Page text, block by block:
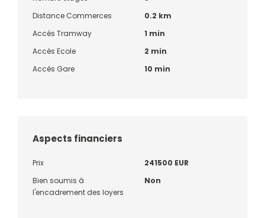
Distance Commerces
0.2 km
Accès Tramway
1 min
Accès Ecole
2 min
Accès Gare
10 min
Aspects financiers
Prix
241500 EUR
Bien soumis à
l'encadrement des loyers
Non